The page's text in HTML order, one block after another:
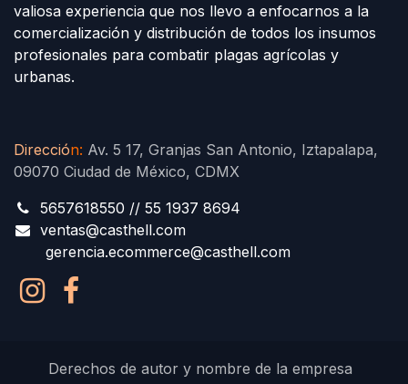
valiosa experiencia que nos llevo a enfocarnos a la
comercialización y distribución de todos los insumos
profesionales para combatir plagas agrícolas y
urbanas.
Dirección: Av. 5 17, Granjas San Antonio, Iztapalapa,
09070 Ciudad de México, CDMX
5657618550 // 55 1937 8694
ventas@casthell.com
gerencia.ecommerce@casthell.com
Derechos de autor y nombre de la empresa